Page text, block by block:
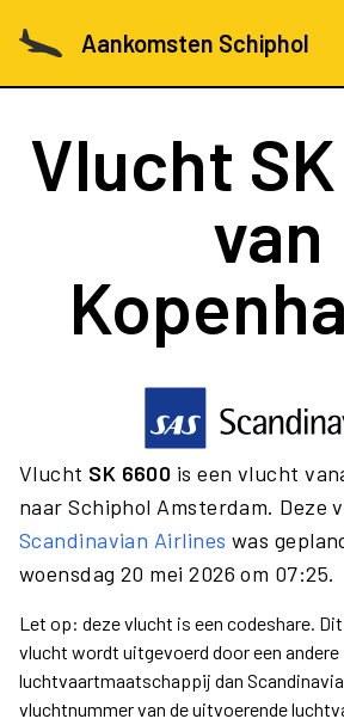
Aankomsten Schiphol
Vlucht
van
Vlucht SK 6600 is een vlucht
naar Schiphol Amsterdam. Deze
Scandinavian Airlines was
woensdag 20 mei 2026 om 07:25.
Let op: deze vlucht is een codeshare.
vlucht wordt uitgevoerd door een andere
luchtvaartmaatschappij dan
vluchtnummer van de uitvoerende